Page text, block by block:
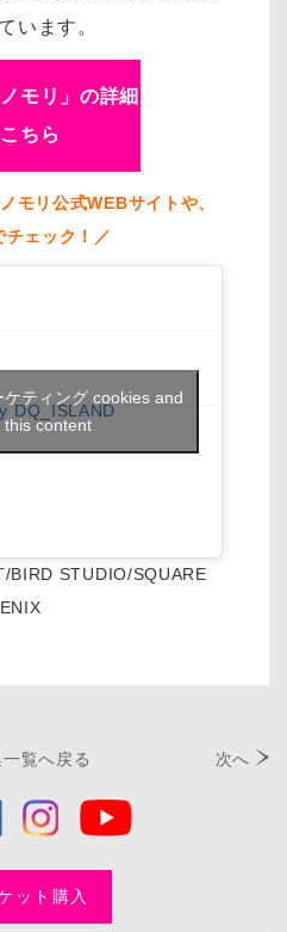
います。
モリ」の詳細
ちら
モリ公式WEBサイトや、
ェック！／
DQ_ISLAND
ティング cookies and
this content
BIRD STUDIO/SQUARE
ENIX
覧へ戻る 次へ
ット購入